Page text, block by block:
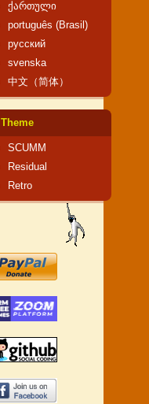
ქართული
português (Brasil)
русский
svenska
中文（简体）
Theme
SCUMM
Residual
Retro